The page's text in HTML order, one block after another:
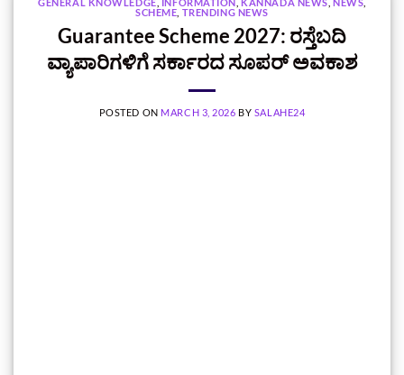
SCHEME TRENDING NEWS
Guarantee Scheme 2027: ರಸ್ತೆಬದಿ
ವ್ಯಾಪಾರಿಗಳಿಗೆ ಸರ್ಕಾರದ ಸೂಪರ್ ಅವಕಾಶ
POSTED ON MARCH 3, 2026 BY SALAHE24